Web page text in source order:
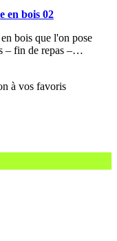
en bois 02
bois que l'on pose
– fin de repas –…